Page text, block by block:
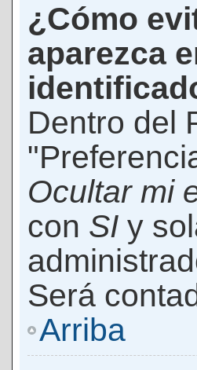
¿Cómo
aparezca
Dentro del
Ocultar mi
con SI y
Será
Arriba